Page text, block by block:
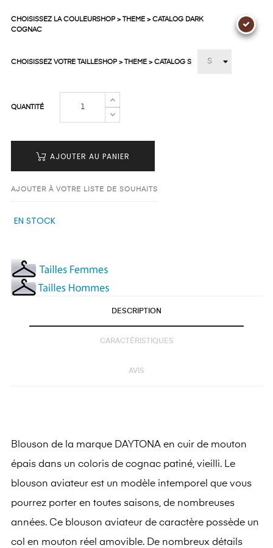
CHOISISSEZ LA COULEURSHOP > THEME > CATALOG DARK
COGNAC
CHOISISSEZ VOTRE TAILLESHOP > THEME > CATALOG S
QUANTITÉ
AJOUTER AU PANIER
AJOUTER À VOTRE LISTE DE SOUHAITS
EN STOCK
DESCRIPTION
CARACTÉRISTIQUES
AVIS
Blouson de la marque DAYTONA en cuir de mouton
épais dans un coloris de cognac patiné, vieilli. Le
blouson aviateur est un modèle intemporel que vous
pourrez porter en toutes saisons, de nombreuses
années. Ce blouson aviateur de caractère possède un
col en mouton réel amovible. De nombreux détails